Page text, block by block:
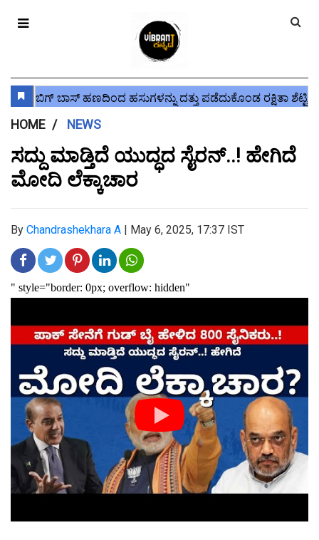
HOME NEWS
ಸದ್ದು ಮಾಡ್ತಿದೆ ಯುದ್ಧದ ಸೈರನ್..! ಹೇಗಿದೆ
ಮೋದಿ ಲೆಕ್ಕಾಚಾರ
By Chandrashekhara A | May 6, 2025, 17:37 IST